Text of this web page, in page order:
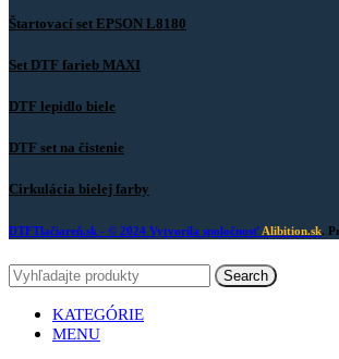
Štartovací set EPSON L8180
Set DTF farieb MAXI
DTF lepidlo biele
DTF set na čistenie
Cirkulácia bielej farby
DTFTlačiareň.sk - © 2024 Vytvorila spoločnosťAlibition.sk.
Search
KATEGÓRIE
MENU